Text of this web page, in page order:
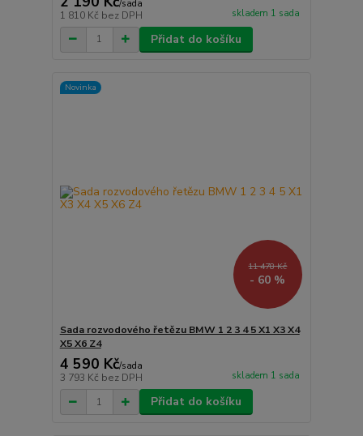
/sada
1 810 Kč bez DPH skladem 1 sada
Přidat do košíku
Novinka
11 478 Kč
- 60 %
Sada rozvodového řetězu BMW 1 2 3 4 5 X1 X3 X4
X5 X6 Z4
4 590 Kč/sada
3 793 Kč bez DPH skladem 1 sada
Přidat do košíku